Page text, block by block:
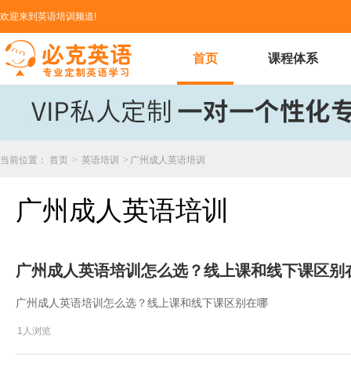
欢迎来到英语培训频道!
首页 课程体系
当前位置： 首页 > 英语培训 > 广州成人英语培训
广州成人英语培训
广州成人英语培训怎么选？线上课和线下课区别
广州成人英语培训怎么选？线上课和线下课区别在哪
1人浏览